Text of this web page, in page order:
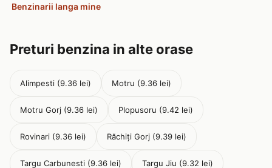
Benzinarii langa mine
Preturi benzina in alte orase
Alimpesti (9.36 lei) Motru (9.36 lei)
Motru Gorj (9.36 lei) Plopusoru (9.42 lei)
Rovinari (9.36 lei) Răchiți Gorj (9.39 lei)
Targu Carbunesti (9.36 lei) Targu Jiu (9.32 lei)